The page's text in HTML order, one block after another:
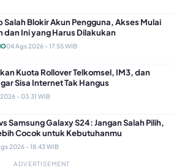
Salah Blokir Akun Pengguna, Akses Mulai
dan Ini yang Harus Dilakukan
04 Ags 2026 - 17.55 WIB
Kuota Rollover Telkomsel, IM3, dan
Sisa Internet Tak Hangus
- 03.31 WIB
Samsung Galaxy S24: Jangan Salah Pilih,
Cocok untuk Kebutuhanmu
2026 - 18.43 WIB
ADVERTISEMENT